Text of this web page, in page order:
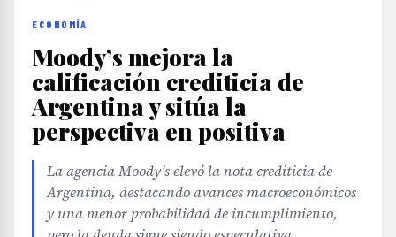
ECONOMÍA
Moody’s mejora la
calificación crediticia de
Argentina y sitúa la
perspectiva en positiva
La agencia Moody’s elevó la nota crediticia de
Argentina, destacando avances macroeconómicos
y una menor probabilidad de incumplimiento,